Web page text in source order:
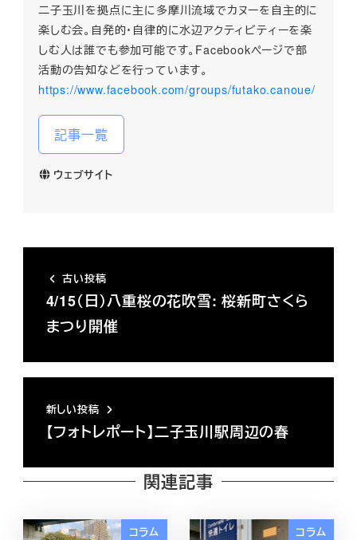
二子玉川を拠点に主に多摩川流域でカヌーを自主的に
楽しむ会。自発的・自律的に水辺アクティビティーを楽
しむ人は誰でも参加可能です。Facebookページで部
活動の告知などを行っています。
https://www.facebook.com/groups/futako.canoue/
記事一覧
ウェブサイト
古い投稿
4/15（日）八重桜の花吹雪: 桜新町さくら
まつり開催
新しい投稿
【フォトレポート】二子玉川駅周辺の春
関連記事
コラム コラム